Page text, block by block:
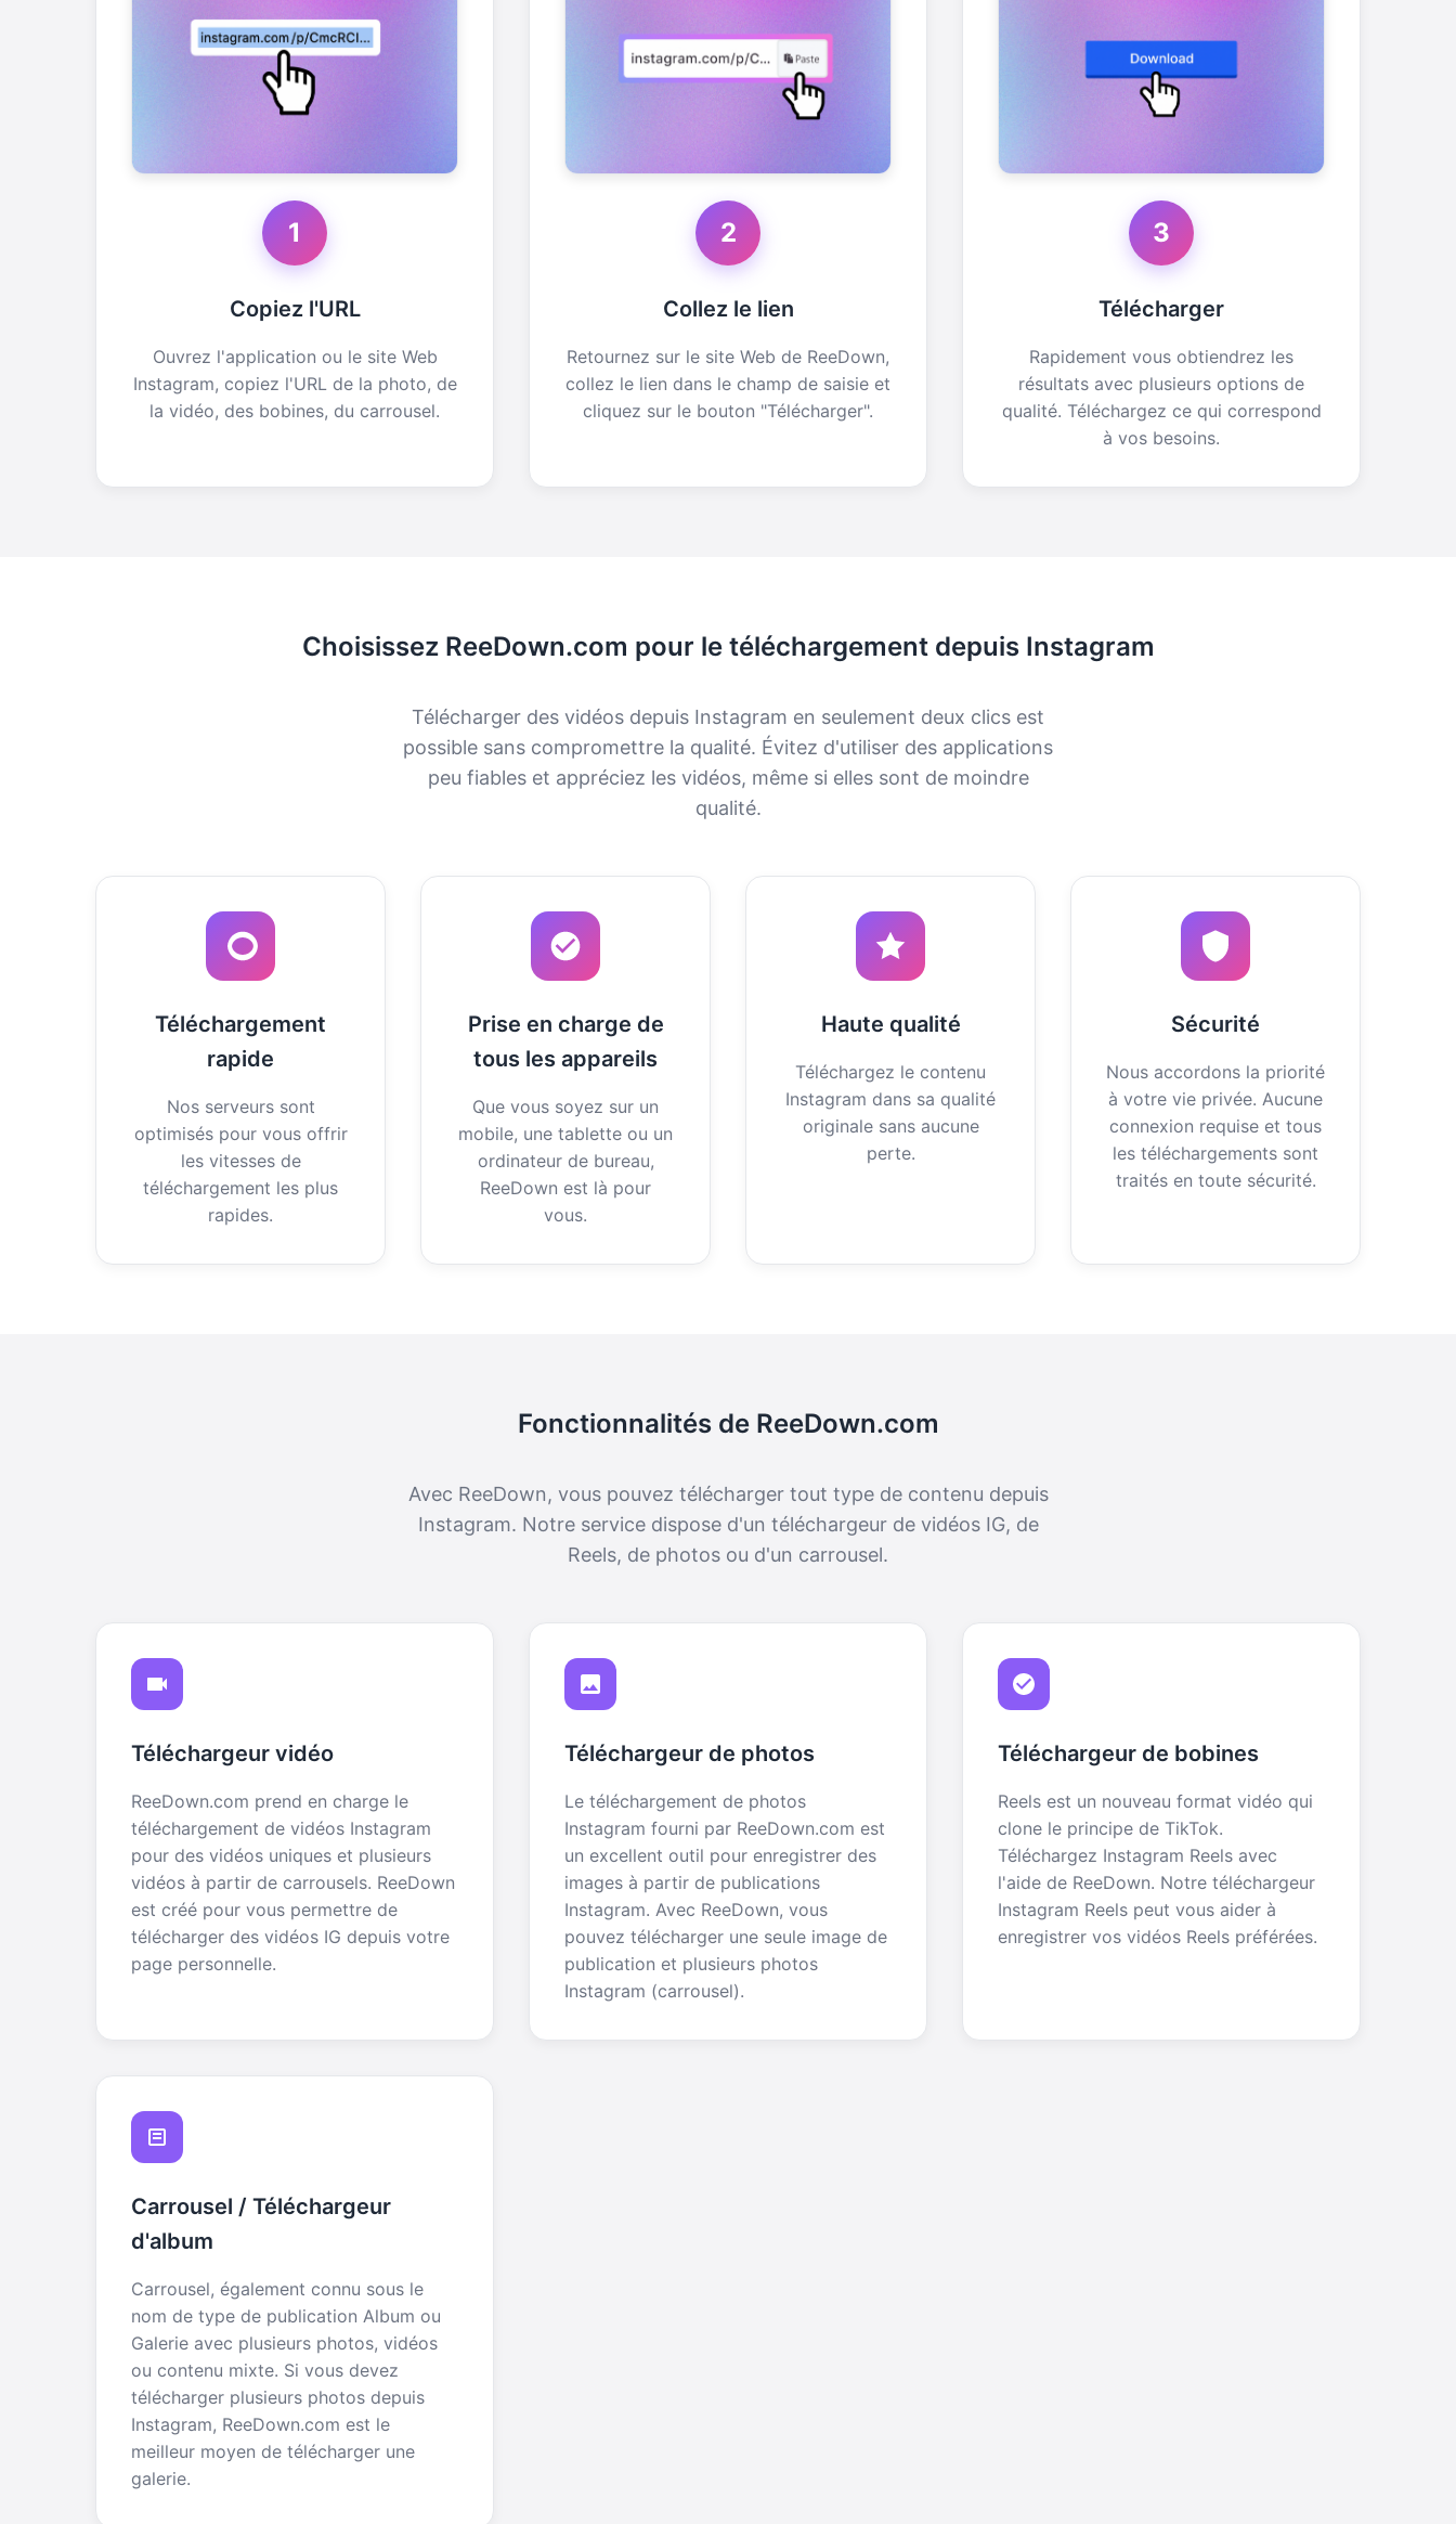
1
Copiez l'URL
Ouvrez l'application ou le site Web
Instagram, copiez l'URL de la photo, de
la vidéo, des bobines, du carrousel.
2
Collez le lien
Retournez sur le site Web de ReeDown,
collez le lien dans le champ de saisie et
cliquez sur le bouton "Télécharger".
3
Télécharger
Rapidement vous obtiendrez les
résultats avec plusieurs options de
qualité. Téléchargez ce qui correspond
à vos besoins.
Choisissez ReeDown.com pour le téléchargement depuis Instagram
Télécharger des vidéos depuis Instagram en seulement deux clics est
possible sans compromettre la qualité. Évitez d'utiliser des applications
peu fiables et appréciez les vidéos, même si elles sont de moindre
qualité.
Téléchargement
rapide
Nos serveurs sont
optimisés pour vous offrir
les vitesses de
téléchargement les plus
rapides.
Prise en charge de
tous les appareils
Que vous soyez sur un
mobile, une tablette ou un
ordinateur de bureau,
ReeDown est là pour
vous.
Haute qualité
Téléchargez le contenu
Instagram dans sa qualité
originale sans aucune
perte.
Sécurité
Nous accordons la priorité
à votre vie privée. Aucune
connexion requise et tous
les téléchargements sont
traités en toute sécurité.
Fonctionnalités de ReeDown.com
Avec ReeDown, vous pouvez télécharger tout type de contenu depuis
Instagram. Notre service dispose d'un téléchargeur de vidéos IG, de
Reels, de photos ou d'un carrousel.
Téléchargeur vidéo
ReeDown.com prend en charge le
téléchargement de vidéos Instagram
pour des vidéos uniques et plusieurs
vidéos à partir de carrousels. ReeDown
est créé pour vous permettre de
télécharger des vidéos IG depuis votre
page personnelle.
Téléchargeur de photos
Le téléchargement de photos
Instagram fourni par ReeDown.com est
un excellent outil pour enregistrer des
images à partir de publications
Instagram. Avec ReeDown, vous
pouvez télécharger une seule image de
publication et plusieurs photos
Instagram (carrousel).
Téléchargeur de bobines
Reels est un nouveau format vidéo qui
clone le principe de TikTok.
Téléchargez Instagram Reels avec
l'aide de ReeDown. Notre téléchargeur
Instagram Reels peut vous aider à
enregistrer vos vidéos Reels préférées.
Carrousel / Téléchargeur
d'album
Carrousel, également connu sous le
nom de type de publication Album ou
Galerie avec plusieurs photos, vidéos
ou contenu mixte. Si vous devez
télécharger plusieurs photos depuis
Instagram, ReeDown.com est le
meilleur moyen de télécharger une
galerie.